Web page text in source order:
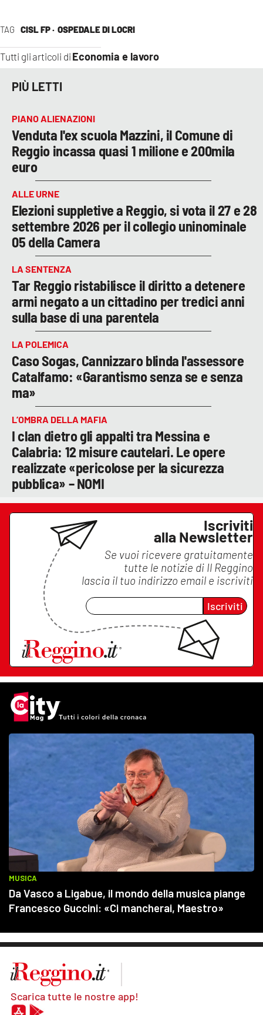
TAG CISL FP · OSPEDALE DI LOCRI
Tutti gli articoli di Economia e lavoro
PIÙ LETTI
PIANO ALIENAZIONI
Venduta l'ex scuola Mazzini, il Comune di
Reggio incassa quasi 1 milione e 200mila
euro
ALLE URNE
Elezioni suppletive a Reggio, si vota il 27 e 28
settembre 2026 per il collegio uninominale
05 della Camera
LA SENTENZA
Tar Reggio ristabilisce il diritto a detenere
armi negato a un cittadino per tredici anni
sulla base di una parentela
LA POLEMICA
Caso Sogas, Cannizzaro blinda l'assessore
Catalfamo: «Garantismo senza se e senza
ma»
L’OMBRA DELLA MAFIA
I clan dietro gli appalti tra Messina e
Calabria: 12 misure cautelari. Le opere
realizzate «pericolose per la sicurezza
pubblica» – NOMI
Iscriviti
alla Newsletter
Se vuoi ricevere gratuitamente
tutte le notizie di Il Reggino
lascia il tuo indirizzo email e iscriviti
Iscriviti
Scarica tutte le nostre app!